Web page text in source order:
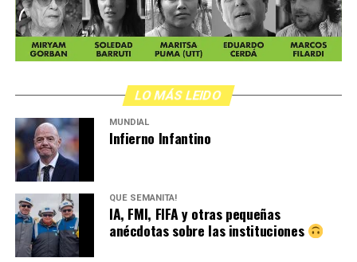
LO MÁS LEIDO
MUNDIAL
Infierno Infantino
QUÉ SEMANITA!
IA, FMI, FIFA y otras pequeñas
anécdotas sobre las instituciones